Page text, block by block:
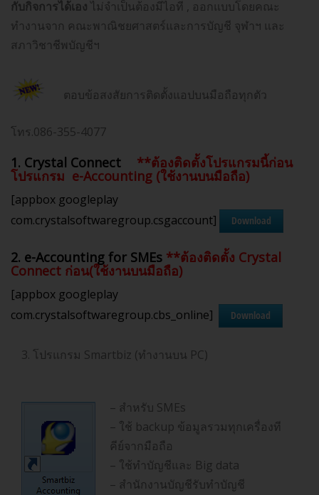
กับกิจการได้เอง ไม่จำเป็นต้องมีไอที , ออกแบบโดยคณะ
ทำงานจาก คณะพาณิชยศาสตร์และการบัญชี จุฬาฯ และ
สภาวิชาชีพบัญชีฯ
ตอบข้อสงสัยการติดตั้งแอปบนมือถือทุกตัว
โทร.086-355-4077
1. Crystal Connect **ต้องติดตั้งโปรแกรมนี้ก่อน
โปรแกรม e-Accounting (ใช้งานบนมือถือ)
[appbox googleplay
com.crystalsoftwaregroup.csgaccount]
Download
2. e-Accounting for SMEs **ต้องติดตั้ง Crystal
Connect ก่อน(ใช้งานบนมือถือ)
[appbox googleplay
com.crystalsoftwaregroup.cbs_online]
Download
3. โปรแกรม Smartbiz (ทำงานบน PC)
– สำหรับ SMEs
– ใช้ backup ข้อมูลรวมทุกเครื่องที
คีย์จากมือถือ
– ใช้ทำบัญชีและ Big data
– สำนักงานบัญชีรับทำบัญชี